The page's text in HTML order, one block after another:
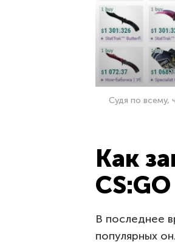
Судя по всему,
Как
CS:GO
В последнее
популярных